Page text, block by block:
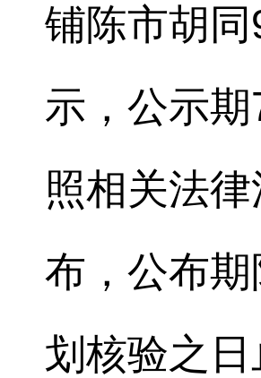
铺陈市胡
示，公示
照相关法
布，公布
划核验之